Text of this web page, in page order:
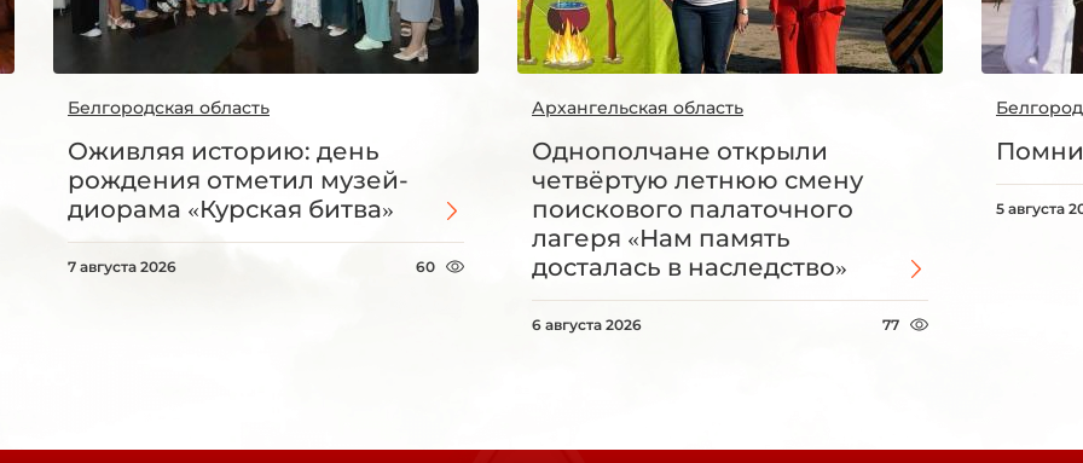
Белгородская область
Оживляя историю: день
рождения отметил музей-
диорама «Курская битва»
7 августа 2026 60
Архангельская область
Однополчане открыли
четвёртую летнюю смену
поискового палаточного
лагеря «Нам память
досталась в наследство»
6 августа 2026 77
5 августа